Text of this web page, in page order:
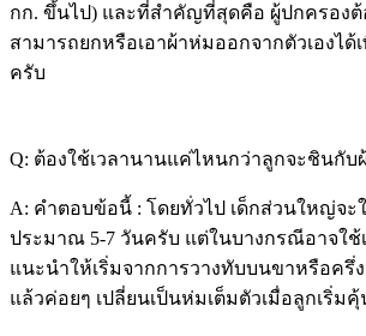
กก. ขึ้นไป) และที่สำคัญที่สุดคือ ผู้ปกครองต้
สามารถยกหรือเอาผ้าห่มออกจากตัวเองไ
ครับ
Q: ต้องใช้เวลานานแค่ไหนกว่าลูกจะชินกับ
A: คำตอบข้อนี้ : โดยทั่วไป เด็กส่วนใหญ่จะ
ประมาณ 5-7 วันครับ แต่ในบางกรณีอาจใช้เ
แนะนำให้เริ่มจากการวางทับบนขาหรือครึ่
แล้วค่อยๆ เปลี่ยนเป็นห่มเต็มตัวเมื่อลูกเริ่ม